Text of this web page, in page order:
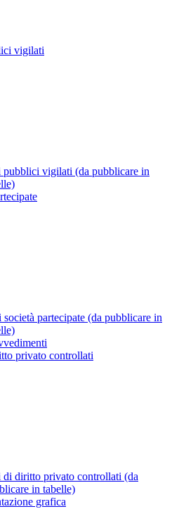
vigilati
pubblici vigilati (da pubblicare in
società partecipate (da pubblicare in
privato controllati
di diritto privato controllati (da
in tabelle)
grafica